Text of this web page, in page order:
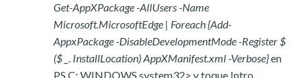
Get-AppXPackage -AllUsers -Name
Microsoft.MicrosoftEdge | Foreach {Add-
AppxPackage -DisableDevelopmentMode -Register $
($ _. InstallLocation) AppXManifest.xml -Verbose}en
PS C: WINDOWS system32> y toque Intro.